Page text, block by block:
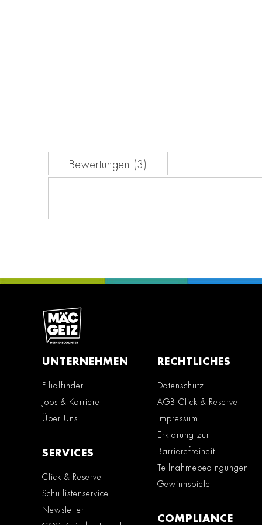
Bewertungen 3
UNTERNEHMEN
Filialfinder
Jobs & Karriere
Über Uns
SERVICES
Click & Reserve
Schullistenservice
Newsletter
RECHTLICHES
Datenschutz
AGB Click & Reserve
Impressum
Erklärung zur
Barrierefreiheit
Teilnahmebedingungen
Gewinnspiele
COMPLIANCE